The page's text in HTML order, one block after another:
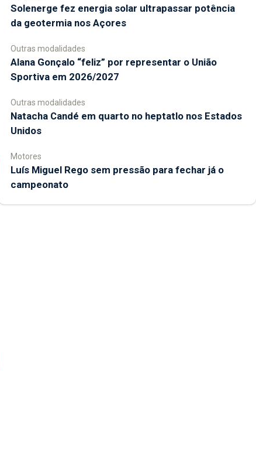
Solenerge fez energia solar ultrapassar potência
da geotermia nos Açores
Outras modalidades
Alana Gonçalo “feliz” por representar o União
Sportiva em 2026/2027
Outras modalidades
Natacha Candé em quarto no heptatlo nos Estados
Unidos
Motores
Luís Miguel Rego sem pressão para fechar já o
campeonato